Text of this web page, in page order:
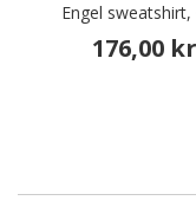
Engel sweatshirt,
176,00